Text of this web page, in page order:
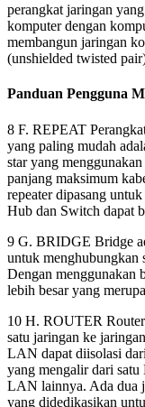
perangkat jaringan
komputer dengan
membangun jaringan
(unshielded twisted
Panduan Pengguna
8 F. REPEAT
yang paling mudah
star yang
panjang maksimum
repeater dipasang
Hub dan Switch dapat
9 G. BRIDGE Bridge
untuk
Dengan menggunakan
lebih besar yang
10 H. ROUTER
satu jaringan ke
LAN dapat diisolasi
yang mengalir dari
LAN lainnya. Ada dua
yang didedikasikan